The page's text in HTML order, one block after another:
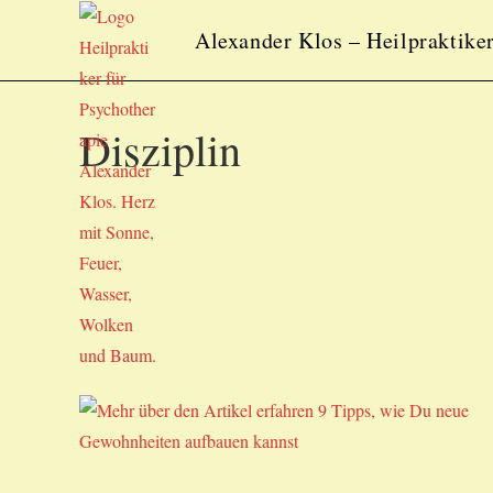
Alexander Klos –
Disziplin